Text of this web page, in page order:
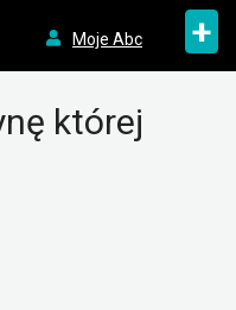
Moje Abc +
której